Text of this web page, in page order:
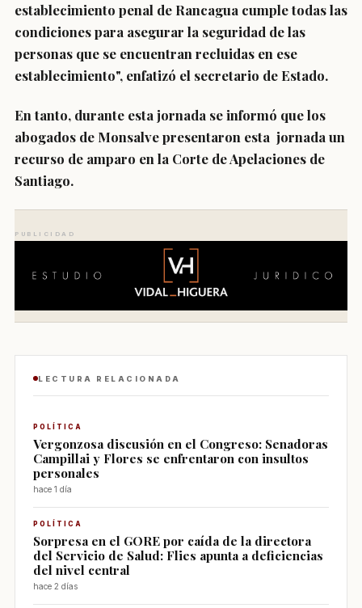
establecimiento penal de Rancagua cumple todas las
condiciones para asegurar la seguridad de las
personas que se encuentran recluidas en ese
establecimiento", enfatizó el secretario de Estado.
En tanto, durante esta jornada se informó que los
abogados de Monsalvepresentaron esta jornada un
recurso de amparo en la Corte de Apelaciones de
Santiago.
PUBLICIDAD
LECTURA RELACIONADA
POLÍTICA
Vergonzosa discusión en el Congreso: Senadoras
Campillai y Flores se enfrentaron con insultos
personales
hace 1 día
POLÍTICA
Sorpresa en el GORE por caída de la directora
del Servicio de Salud: Flies apunta a deficiencias
del nivel central
hace 2 días